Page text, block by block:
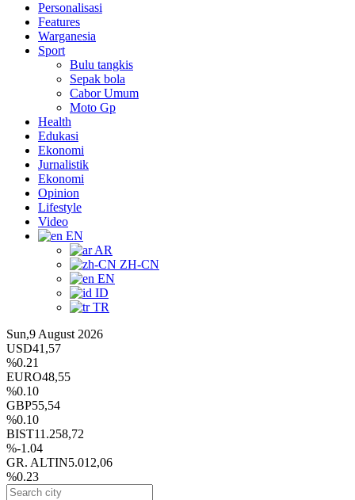
Personalisasi
Features
Warganesia
Sport
Bulu tangkis
Sepak bola
Cabor Umum
Moto Gp
Health
Edukasi
Ekonomi
Jurnalistik
Ekonomi
Opinion
Lifestyle
Video
EN
AR
ZH-CN
EN
ID
TR
Sun,9 August 2026
USD41,57
%0.21
EURO48,55
%0.10
GBP55,54
%0.10
BIST11.258,72
%-1.04
GR. ALTIN5.012,06
%0.23